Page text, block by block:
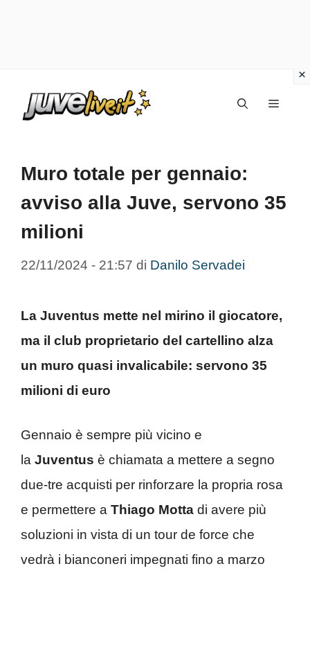
Menu
Muro totale per gennaio:
avviso alla Juve, servono 35
milioni
22/11/2024 - 21:57 di Danilo Servadei
La Juventus mette nel mirino il giocatore,
ma il club proprietario del cartellino alza
un muro quasi invalicabile: servono 35
milioni di euro
Gennaio è sempre più vicino e
la Juventus è chiamata a mettere a segno
due-tre acquisti per rinforzare la propria rosa
e permettere a Thiago Motta di avere più
soluzioni in vista di un tour de force che
vedrà i bianconeri impegnati fino a marzo